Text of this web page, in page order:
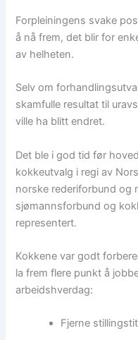
Forpleiningens svake
å nå frem, det blir for
av helheten.
Selv om
skamfulle resultat til
ville ha blitt endret.
Det ble i god tid før
kokkeutvalg i regi av
norske rederiforbund og
sjømannsforbund og
representert.
Kokkene var godt
la frem flere punkt å
arbeidshverdag:
Fjerne